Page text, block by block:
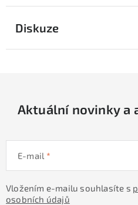
Diskuze
Aktuální novinky a
E-mail
Vložením e-mailu souhlasíte s
osobních údajů